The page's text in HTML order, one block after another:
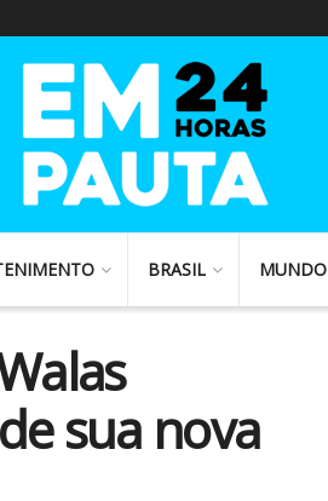
BRASIL MUNDO
sua nova